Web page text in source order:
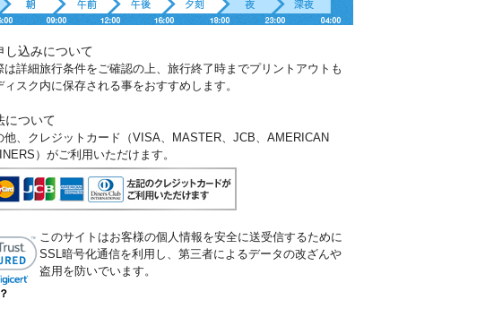
し込みについて
は詳細旅行条件をご確認の上、旅行終了時までプリントアウトも
ィスク内に保存される事をおすすめします。
について
他、クレジットカード（VISA、MASTER、JCB、AMERICAN
）がご利用いただけます。
このサイトはお客様の個人情報を安全に送受信するために
SSL暗号化通信を利用し、第三者によるデータの改ざんや
盗用を防いでいます。